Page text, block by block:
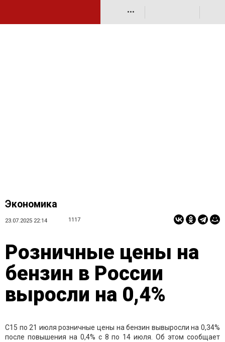
•••
Экономика
23.07.2025 22:14 1117
Розничные цены на
бензин в России
выросли на 0,4%
С15 по 21 июля розничные цены на бензин вывыросли на 0,34%
после повышения на 0,4% с 8 по 14 июля. Об этом сообщает